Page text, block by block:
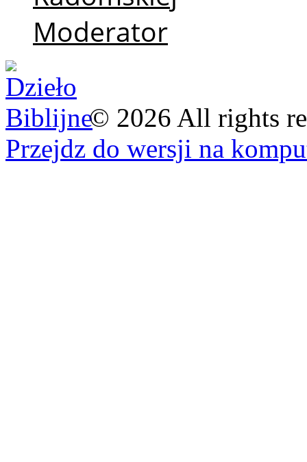
Moderator
© 2026 All rights
Przejdz do wersji na